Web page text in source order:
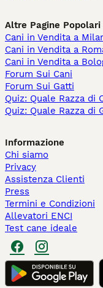
Altre Pagine Popolari
Cani in Vendita a
Cani in Vendita a
Cani in Vendita a
Forum Sui Cani
Forum Sui Gatti
Quiz: Quale Razza di
Quiz: Quale Razza di
Informazione
Chi siamo
Privacy
Assistenza Clienti
Press
Termini e Condizioni
Allevatori ENCI
Test cane ideale